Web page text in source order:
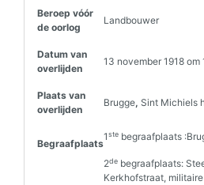
Beroep vóór
de oorlog
Landbouwer
Datum van
overlijden
13 november 1918 om
Plaats van
overlijden
Brugge, Sint Michiels
Begraafplaats
1ste begraafplaats
2de begraafplaats:
Kerkhofstraat,